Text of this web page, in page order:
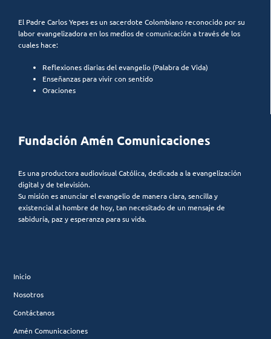
El Padre Carlos Yepes es un sacerdote Colombiano reconocido por su
labor evangelizadora en los medios de comunicación a través de los
cuales hace:
Reflexiones diarias del evangelio (Palabra de Vida)
Enseñanzas para vivir con sentido
Oraciones
Fundación Amén Comunicaciones
Es una productora audiovisual Católica, dedicada a la evangelización
digital y de televisión.
Su misión es anunciar el evangelio de manera clara, sencilla y
existencial al hombre de hoy, tan necesitado de un mensaje de
sabiduría, paz y esperanza para su vida.
Inicio
Nosotros
Contáctanos
Amén Comunicaciones